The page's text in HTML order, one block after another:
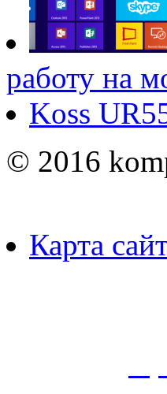
работу на
Koss
© 2016
Карта